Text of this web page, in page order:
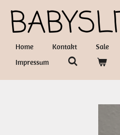
Zum
Hauptinhalt
springen
Home Kontakt Sale
Impressum